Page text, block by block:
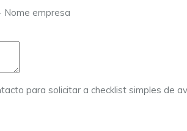
Nome empresa
para solicitar a checklist simples de